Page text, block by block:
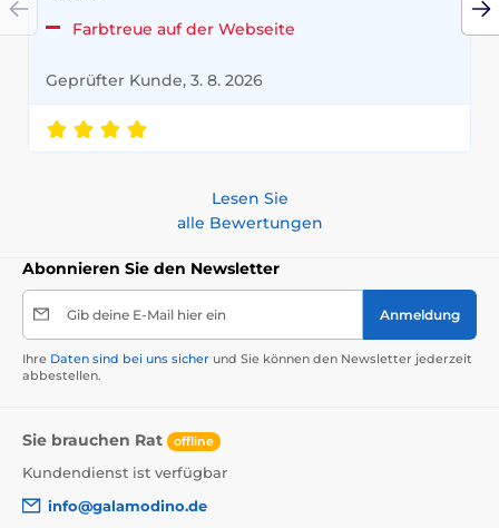
Farbtreue auf der Webseite
Geprüfter Kunde, 3. 8. 2026
Lesen Sie
alle Bewertungen
Abonnieren Sie den Newsletter
Gib deine E-Mail hier ein Anmeldung
Ihre Daten sind bei uns sicher und Sie können den Newsletter jederzeit
abbestellen.
Sie brauchen Rat offline
Kundendienst ist verfügbar
info@galamodino.de